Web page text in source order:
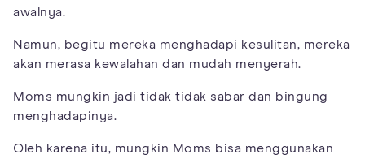
awalnya.
Namun, begitu mereka menghadapi kesulitan, mereka
akan merasa kewalahan dan mudah menyerah.
Moms mungkin jadi tidak tidak sabar dan bingung
menghadapinya.
Oleh karena itu, mungkin Moms bisa menggunakan